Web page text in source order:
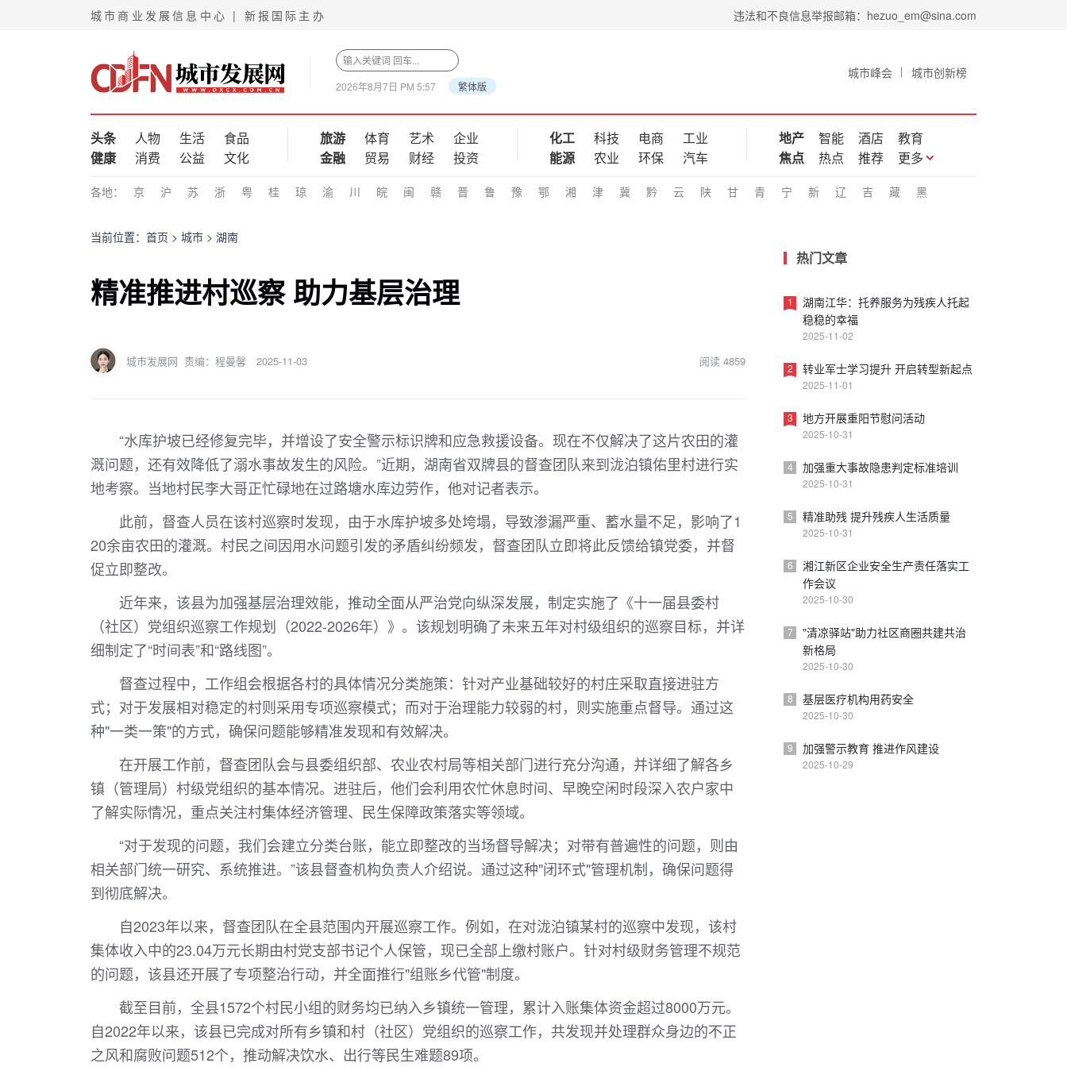
城市商业发展信息中心 | 新报国际主办 违法和不良信息举报邮箱：hezuo_em@sina.com
2026年8月7日 PM 5:57 繁体版
城市峰会 城市创新榜
头条 人物 生活
食品
健康
消费 公益 文化
旅游 体育 艺术
企业
金融
贸易 财经 投资
化工 科技 电商
工业
能源
农业 环保 汽车
地产 智能 酒店
教育
焦点
热点 推荐 更多
各地： 京 沪 苏 浙 粤 桂 琼 渝 川 皖 闽 赣 晋 鲁 豫 鄂 湘 津 冀 黔 云 陕 甘 青 宁 新 辽 吉 藏 黑
当前位置： 首页 > 城市 > 湖南
精准推进村巡察 助力基层治理
城市发展网 责编：程曼馨 2025-11-03 阅读 4859
“水库护坡已经修复完毕，并增设了安全警示标识牌和应急救援设备。现在不仅解决了这片农田的灌
溉问题，还有效降低了溺水事故发生的风险。”近期，湖南省双牌县的督查团队来到泷泊镇佑里村进行实
地考察。当地村民李大哥正忙碌地在过路塘水库边劳作，他对记者表示。
此前，督查人员在该村巡察时发现，由于水库护坡多处垮塌，导致渗漏严重、蓄水量不足，影响了1
20余亩农田的灌溉。村民之间因用水问题引发的矛盾纠纷频发，督查团队立即将此反馈给镇党委，并督
促立即整改。
近年来，该县为加强基层治理效能，推动全面从严治党向纵深发展，制定实施了《十一届县委村
（社区）党组织巡察工作规划（2022-2026年）》。该规划明确了未来五年对村级组织的巡察目标，并详
细制定了“时间表”和“路线图”。
督查过程中，工作组会根据各村的具体情况分类施策：针对产业基础较好的村庄采取直接进驻方
式；对于发展相对稳定的村则采用专项巡察模式；而对于治理能力较弱的村，则实施重点督导。通过这
种"一类一策"的方式，确保问题能够精准发现和有效解决。
在开展工作前，督查团队会与县委组织部、农业农村局等相关部门进行充分沟通，并详细了解各乡
镇（管理局）村级党组织的基本情况。进驻后，他们会利用农忙休息时间、早晚空闲时段深入农户家中
了解实际情况，重点关注村集体经济管理、民生保障政策落实等领域。
“对于发现的问题，我们会建立分类台账，能立即整改的当场督导解决；对带有普遍性的问题，则由
相关部门统一研究、系统推进。”该县督查机构负责人介绍说。通过这种"闭环式"管理机制，确保问题得
到彻底解决。
自2023年以来，督查团队在全县范围内开展巡察工作。例如，在对泷泊镇某村的巡察中发现，该村
集体收入中的23.04万元长期由村党支部书记个人保管，现已全部上缴村账户。针对村级财务管理不规范
的问题，该县还开展了专项整治行动，并全面推行"组账乡代管"制度。
截至目前，全县1572个村民小组的财务均已纳入乡镇统一管理，累计入账集体资金超过8000万元。
自2022年以来，该县已完成对所有乡镇和村（社区）党组织的巡察工作，共发现并处理群众身边的不正
之风和腐败问题512个，推动解决饮水、出行等民生难题89项。
热门文章
湖南江华：托养服务为残疾人托起
稳稳的幸福
2025-11-02
1
转业军士学习提升 开启转型新起点
2025-11-01
2
地方开展重阳节慰问活动
2025-10-31
3
加强重大事故隐患判定标准培训
2025-10-31
4
精准助残 提升残疾人生活质量
2025-10-31
5
湘江新区企业安全生产责任落实工
作会议
2025-10-30
6
"清凉驿站"助力社区商圈共建共治
新格局
2025-10-30
7
基层医疗机构用药安全
2025-10-30
8
加强警示教育 推进作风建设
2025-10-29
9